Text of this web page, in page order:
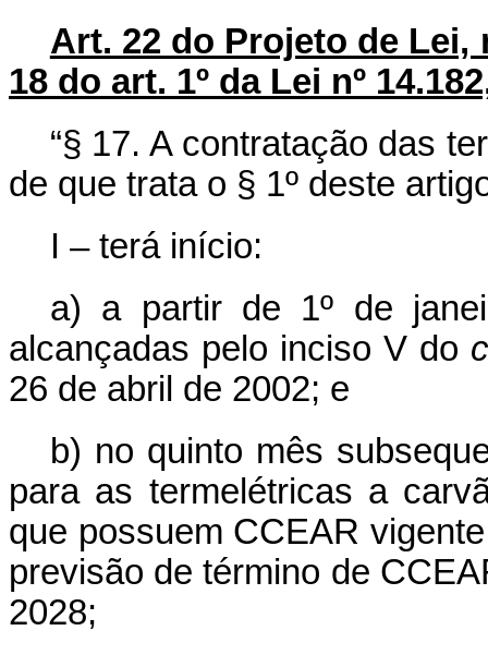
Art. 22 do Projeto de Lei,
18 do art. 1º da Lei nº
“§ 17. A contratação das
de que trata o § 1º deste
I – terá início:
a) a partir de 1º de
alcançadas pelo inciso V do
26 de abril de 2002; e
b) no quinto mês
para as termelétricas a
que possuem CCEAR
previsão de término de
2028;